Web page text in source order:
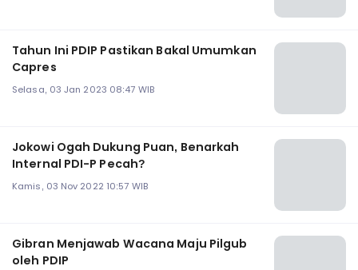
Tahun Ini PDIP Pastikan Bakal Umumkan
Capres
Selasa, 03 Jan 2023 08:47 WIB
Jokowi Ogah Dukung Puan, Benarkah
Internal PDI-P Pecah?
Kamis, 03 Nov 2022 10:57 WIB
Gibran Menjawab Wacana Maju Pilgub
oleh PDIP